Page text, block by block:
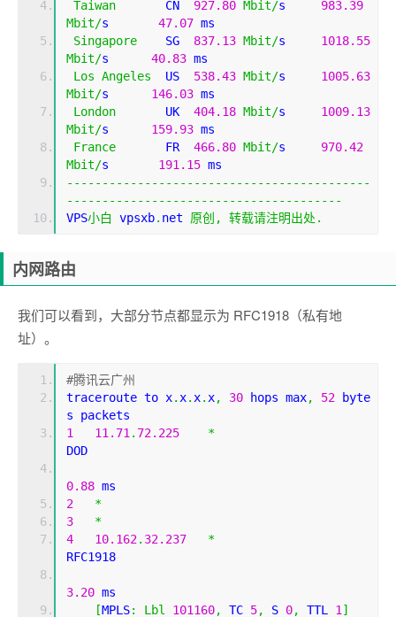
Taiwan
       CN
927.80 Mbit/s 983.39
Mbit/s 47.07
Singapore
    SG
837.13 Mbit/s 1018.55
Mbit/s 40.83
Los Angeles
  US
538.43 Mbit/s 1005.63
Mbit/s 146.03
London
       UK
404.18 Mbit/s 1009.13
Mbit/s 159.93
France
       FR
466.80 Mbit/s 970.42
Mbit/s 191.15
-------------------------------------------
---------------------------------------
VPS小白 vpsxb. net 原创, 转载请注明出处.
内网路由
我们可以看到，大部分节点都显示为 RFC1918（私有地
址）。
#腾讯云广州
traceroute to x. x. x. x, 30 hops max, 52 byte
s packets
1
11.71 . 72.225
*
DOD
0.88 ms
2
*
3
*
4
10.162. 32.237
*
RFC1918
3.20 ms
[MPLS: Lbl 101160, TC 5, S 0, TTL 1 ]